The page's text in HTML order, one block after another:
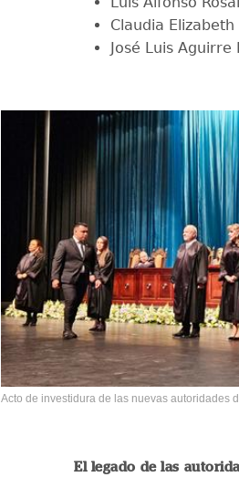
Claudia
José Luis Aguirre
Acto de investidura de las nuevas autoridades
El legado de las